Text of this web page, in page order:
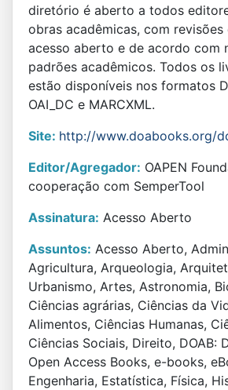
diretório é aberto a todos
obras acadêmicas, com revisões
acesso aberto e de acordo com
padrões acadêmicos. Todos os
estão disponíveis nos formatos
OAI_DC e MARCXML.
Site: http://www.doabooks.org/
Editor/Agregador: OAPEN
cooperação com SemperTool
Assinatura: Acesso Aberto
Assuntos: Acesso Aberto,
Agricultura, Arqueologia,
Urbanismo, Artes, Astronomia,
Ciências agrárias, Ciências da
Alimentos, Ciências Humanas,
Ciências Sociais, Direito, DOAB:
Open Access Books, e-books,
Engenharia, Estatística, Física,